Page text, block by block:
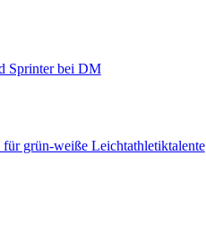
Sprinter bei DM
grün-weiße Leichtathletiktalente